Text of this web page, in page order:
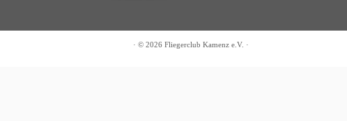
· © 2026 Fliegerclub Kamenz e.V. ·